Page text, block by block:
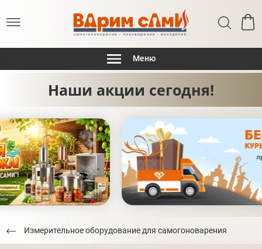
Меню
Наши акции сегодня!
Измерительное оборудование для самогоноварения